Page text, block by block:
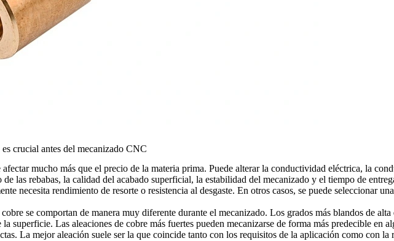
crucial antes del mecanizado CNC
mucho más que el precio de la materia prima. Puede alterar la conductividad eléctrica, la
de las rebabas, la calidad del acabado superficial, la estabilidad del mecanizado y el tiempo de
necesita rendimiento de resorte o resistencia al desgaste. En otros casos, se puede seleccionar
se comportan de manera muy diferente durante el mecanizado. Los grados más blandos de
superficie. Las aleaciones de cobre más fuertes pueden mecanizarse de forma más predecible en
La mejor aleación suele ser la que coincide tanto con los requisitos de la aplicación como con la